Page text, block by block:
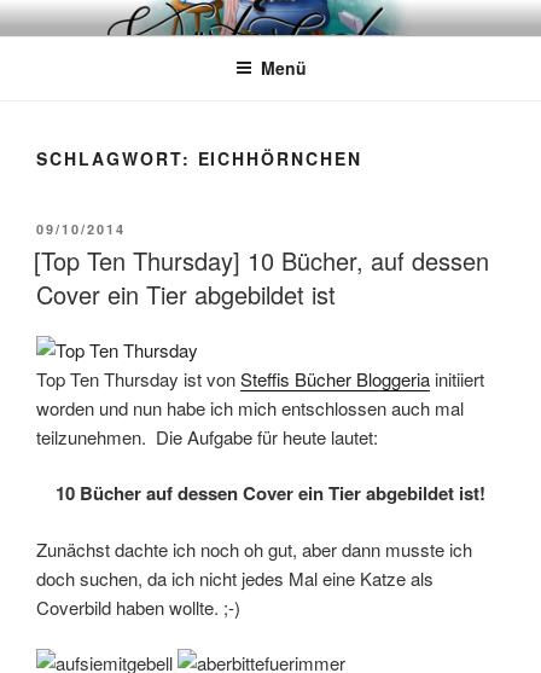
Zum
InhaltWÖRTERKATZE
Von Büchern erzählen
Menü
SCHLAGWORT: EICHHÖRNCHEN
VERÖFFENTLICHT
AM
09/10/2014
[Top Ten Thursday] 10 Bücher, auf dessen
Cover ein Tier abgebildet ist
Top Ten Thursday ist vonSteffis Bücher Bloggeria initiiert
worden und nun habe ich mich entschlossen auch mal
teilzunehmen. Die Aufgabe für heute lautet:
10 Bücher auf dessen Cover ein Tier abgebildet ist!
Zunächst dachte ich noch oh gut, aber dann musste ich
doch suchen, da ich nicht jedes Mal eine Katze als
Coverbild haben wollte. ;-)